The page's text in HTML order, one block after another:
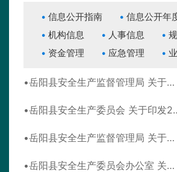
信息公开指南
信息公开年
机构信息
人事信息
资金管理
应急管理
岳阳县安全生产监督管理局 关于印发《2017年度行政执法工作计划》的 通 知
岳阳县安全生产委员
岳阳县安全生产监督管理局 关于开展危险化学品企业安全大检查的通知
岳阳县安全生产委员会办公室 关于推动“落实企业安全生产主体责任年” 有关工作的通知